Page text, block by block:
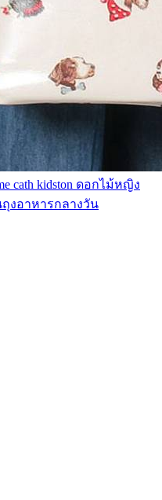
cath kidston ดอกไม้หญิง
งอาหารกลางวัน